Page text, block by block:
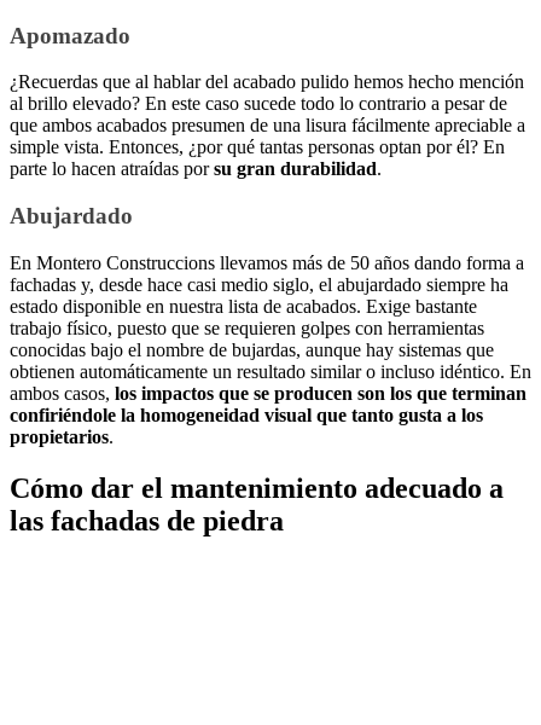
Apomazado
¿Recuerdas que al hablar del acabado pulido hemos hecho mención
al brillo elevado? En este caso sucede todo lo contrario a pesar de
que ambos acabados presumen de una lisura fácilmente apreciable a
simple vista. Entonces, ¿por qué tantas personas optan por él? En
parte lo hacen atraídas porsu gran durabilidad.
Abujardado
En Montero Construccions llevamos más de 50 años dando forma a
fachadas y, desde hace casi medio siglo, el abujardado siempre ha
estado disponible en nuestra lista de acabados. Exige bastante
trabajo físico, puesto que se requieren golpes con herramientas
conocidas bajo el nombre de bujardas, aunque hay sistemas que
obtienen automáticamente un resultado similar o incluso idéntico. En
ambos casos, los impactos que se producen son los que terminan
confiriéndole la homogeneidad visual que tanto gusta a los
propietarios.
Cómo dar el mantenimiento adecuado a
las fachadas de piedra